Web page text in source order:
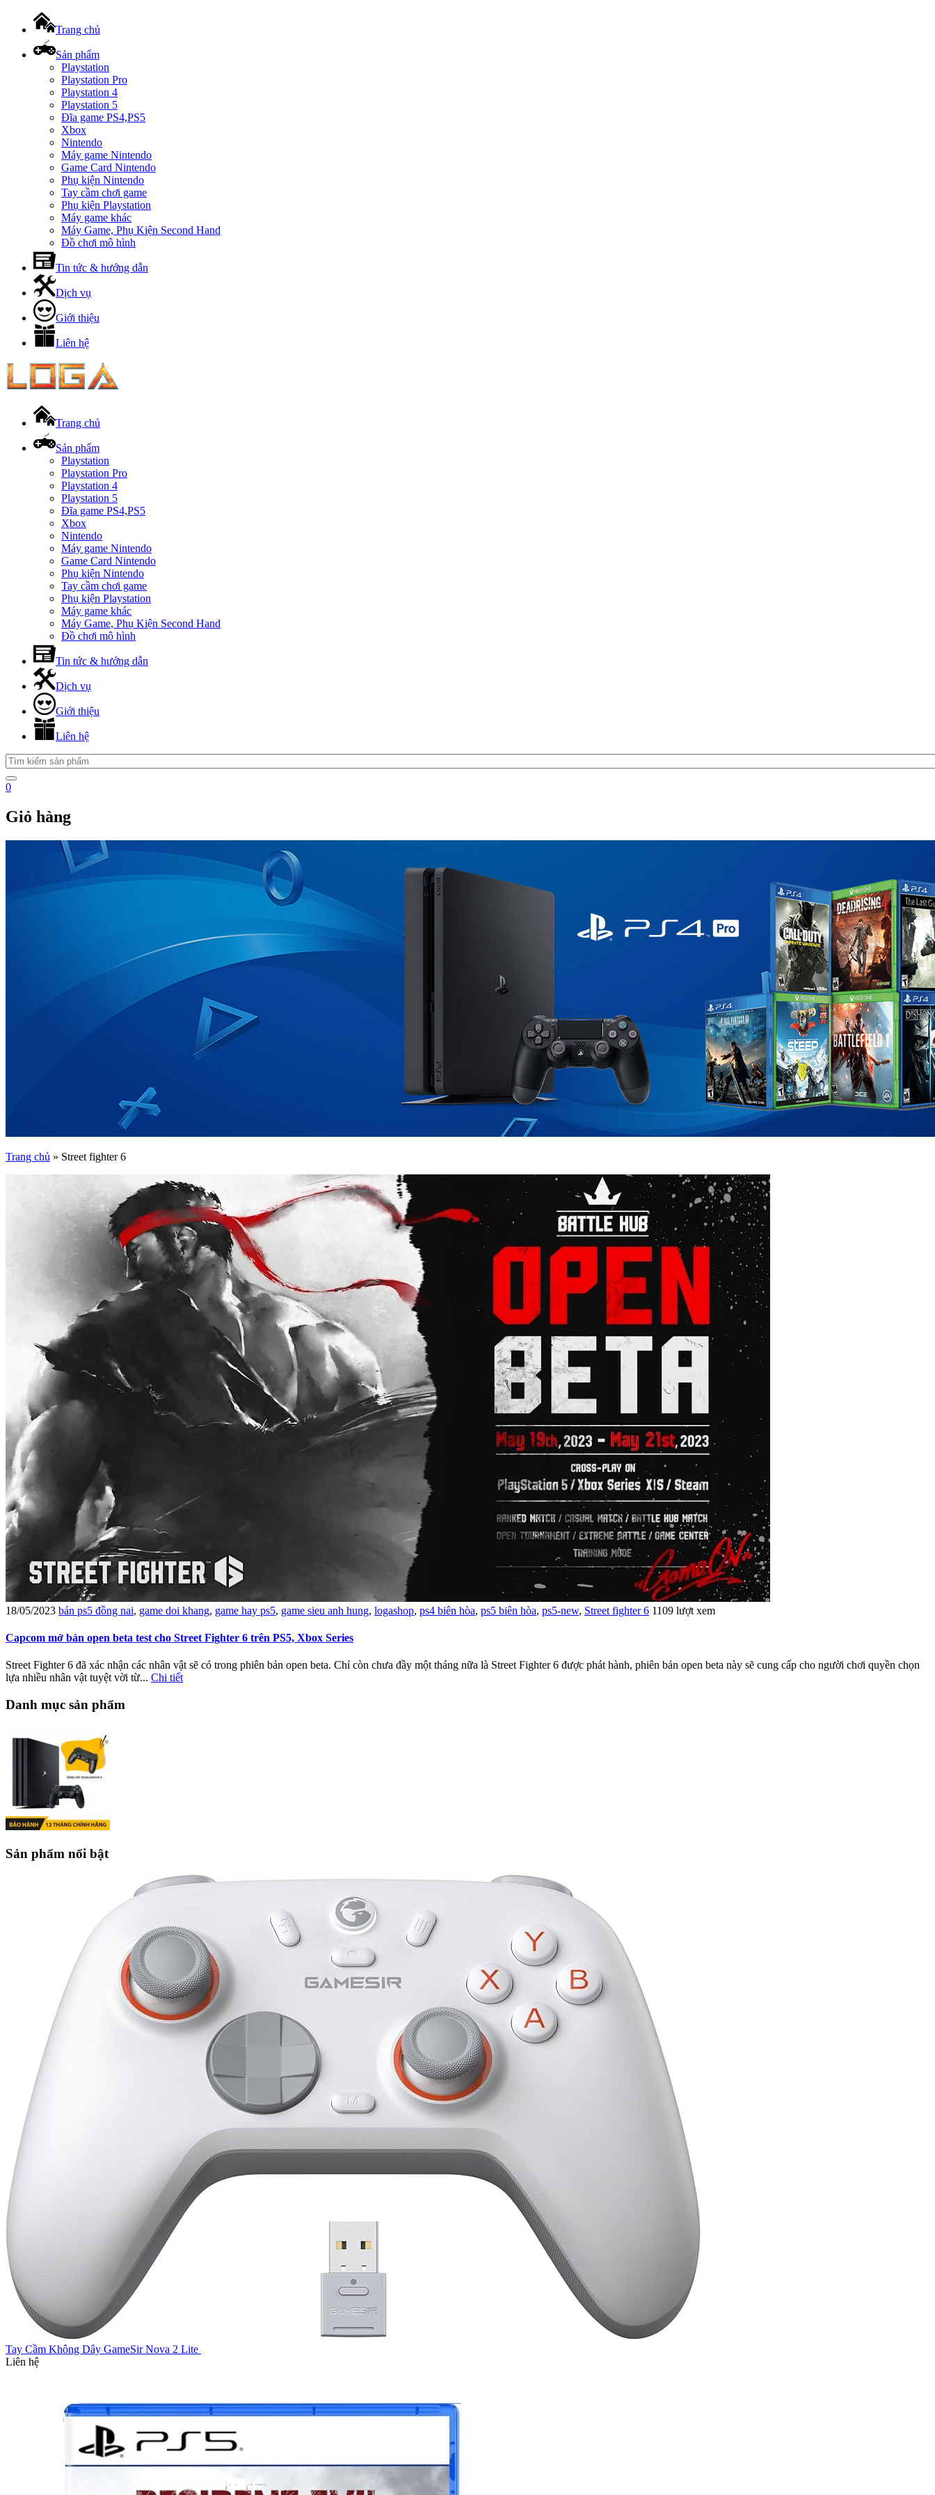
Trang chủ
Sản phẩm
Playstation
Playstation Pro
Playstation 4
Playstation 5
Đĩa game PS4,PS5
Xbox
Nintendo
Máy game Nintendo
Game Card Nintendo
Phụ kiện Nintendo
Tay cầm chơi game
Phụ kiện Playstation
Máy game khác
Máy Game, Phụ Kiện Second Hand
Đồ chơi mô hình
Tin tức & hướng dẫn
Dịch vụ
Giới thiệu
Liên hệ
Trang chủ
Sản phẩm
Playstation
Playstation Pro
Playstation 4
Playstation 5
Đĩa game PS4,PS5
Xbox
Nintendo
Máy game Nintendo
Game Card Nintendo
Phụ kiện Nintendo
Tay cầm chơi game
Phụ kiện Playstation
Máy game khác
Máy Game, Phụ Kiện Second Hand
Đồ chơi mô hình
Tin tức & hướng dẫn
Dịch vụ
Giới thiệu
Liên hệ
0
Giỏ hàng
Trang chủ » Street fighter 6
18/05/2023 bán ps5 đồng nai, game doi khang, game hay ps5, game sieu anh hung, logashop, ps4 biên hòa, ps5 biên hòa, ps5-new, Street fighter 6 1109 lượt xem
Capcom mở bản open beta test cho Street Fighter 6 trên PS5, Xbox Series
Street Fighter 6 đã xác nhận các nhân vật sẽ có trong phiên bản open beta. Chỉ còn chưa đầy một tháng nữa là Street Fighter 6 được phát hành, phiên bản open beta này sẽ cung cấp cho người chơi quyền chọn
lựa nhiều nhân vật tuyệt vời từ... Chi tiết
Danh mục sản phẩm
Sản phẩm nổi bật
Tay Cầm Không Dây GameSir Nova 2 Lite
Liên hệ